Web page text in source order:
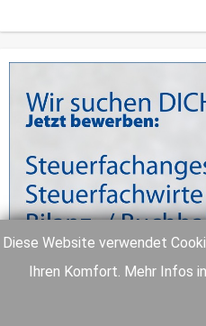
Diese Website verwendet
Ihren Komfort. Mehr Infos